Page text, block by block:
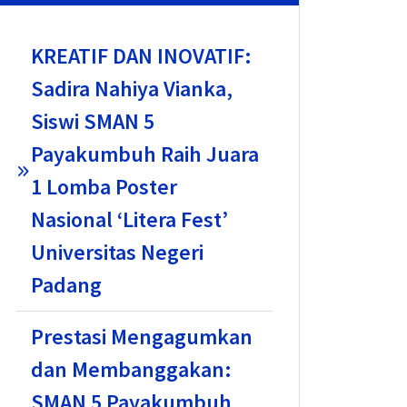
KREATIF DAN INOVATIF:
Sadira Nahiya Vianka,
Siswi SMAN 5
Payakumbuh Raih Juara
1 Lomba Poster
Nasional ‘Litera Fest’
Universitas Negeri
Padang
Prestasi Mengagumkan
dan Membanggakan: